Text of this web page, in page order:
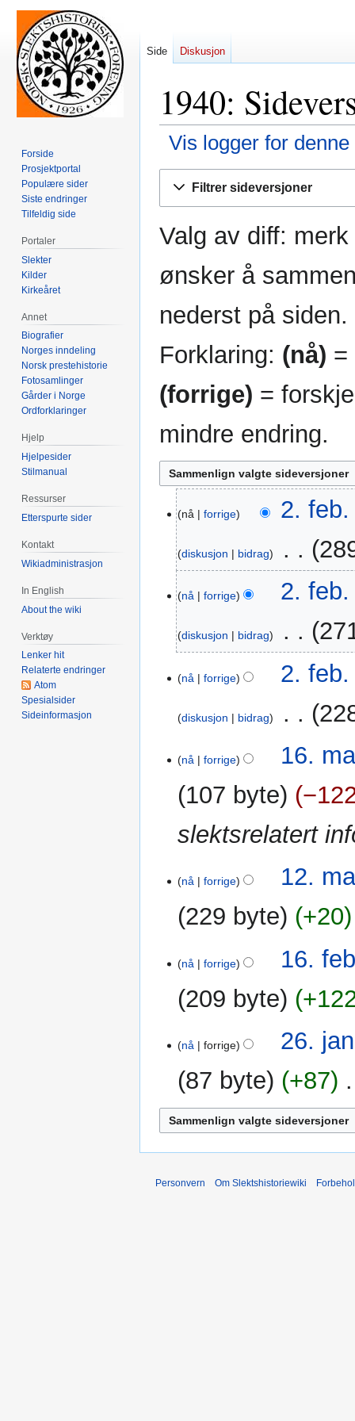
1940:
Vis logger for denne
Filtrer sideversjoner
Valg av diff:
ønsker å
nederst på siden.
Forklaring: (nå) =
(forrige) =
mindre endring.
feb.
2017
nå forrige 2.
diskusjon bidrag
n
e
e
i
r
n
s
r
k
l
r
n
g
nå forrige 2.
diskusjon bidrag
nå forrige 2.
diskusjon bidrag
mai
nå forrige
16.
107 byte
slektsrelatert
mar.
2014
nå forrige
12.
229 byte
+20
feb. nå forrige
16.
209 byte
jan.
2014
nå forrige
26.
87 byte
+87
Side Diskusjon
Forside
Prosjektportal
Populære sider
Siste endringer
Tilfeldig side
Portaler
Slekter
Kilder
Kirkeåret
Annet
Biografier
Norges inndeling
Norsk prestehistorie
Fotosamlinger
Gårder i Norge
Ordforklaringer
Hjelp
Hjelpesider
Stilmanual
Ressurser
Etterspurte sider
Kontakt
Wikiadministrasjon
In English
About the wiki
Verktøy
Lenker hit
Relaterte endringer
Atom
Spesialsider
Sideinformasjon
Personvern Om Slektshistoriewiki